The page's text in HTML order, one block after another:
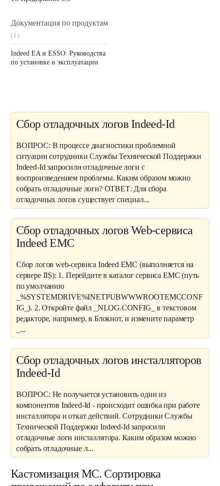
Документация по продуктам
(1)
Indeed EA и ESSO: Руководства
по установке и эксплуатации
Сбор отладочных логов Indeed-Id
ВОПРОС: В процессе диагностики проблемной
ситуации сотрудники Службы Технической Поддержки
Indeed-Id запросили отладочные логи с
воспроизведением проблемы. Каким образом можно
собрать отладочные логи? ОТВЕТ: Для сбора
отладочных логов существует специал...
Сбор отладочных логов Web-сервиса
Indeed EMC
Сбор логов web-сервиса Indeed EMC (выполняется на
сервере IIS): 1. Перейдите в каталог сервиса EMC (путь
по умолчанию
_%SYSTEMDRIVE%INETPUBWWWROOTEMCCONF
IG_). 2. Откройте файл _NLOG.CONFIG_ в текстовом
редакторе, например, в Блокнот, и измените параметр
_...
Сбор отладочных логов инсталляторов
Indeed-Id
ВОПРОС: Не получается установить один из
компонентов Indeed-Id - происходит ошибка при работе
инсталлятора и откат действий. Сотрудники Службы
Технической Поддержки Indeed-Id запросили
отладочные логи инсталлятора. Каким образом можно
собрать отладочные л...
Кастомизация MC. Сортировка